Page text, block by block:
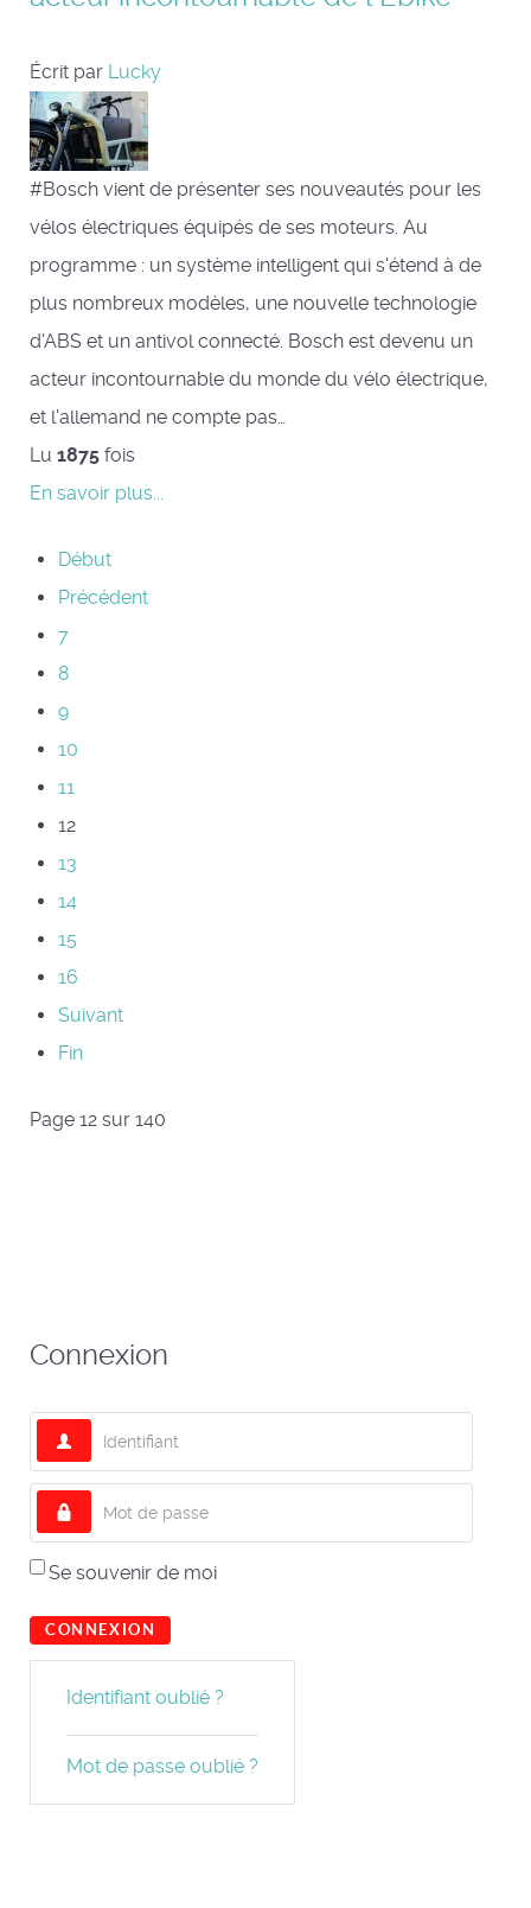
Écrit par Lucky
#Bosch vient de présenter ses nouveautés pour les
vélos électriques équipés de ses moteurs. Au
programme : un système intelligent qui s'étend à de
plus nombreux modèles, une nouvelle technologie
d'ABS et un antivol connecté. Bosch est devenu un
acteur incontournable du monde du vélo électrique,
et l'allemand ne compte pas…
Lu 1875 fois
En savoir plus...
Début
Précédent
7
8
9
10
11
12
13
14
15
16
Suivant
Fin
Page 12 sur 140
Connexion
Identifiant
Mot de passe
Se souvenir de moi
CONNEXION
Identifiant oublié ?
Mot de passe oublié ?